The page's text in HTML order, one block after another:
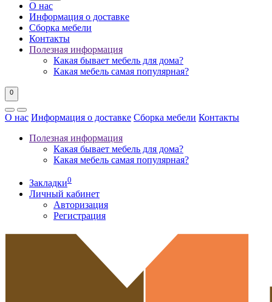
О нас
Информация о доставке
Сборка мебели
Контакты
Полезная информация
Какая бывает мебель для дома?
Какая мебель самая популярная?
0
О нас Информация о доставке Сборка мебели Контакты
Полезная информация
Какая бывает мебель для дома?
Какая мебель самая популярная?
Закладки0
Личный кабинет
Авторизация
Регистрация